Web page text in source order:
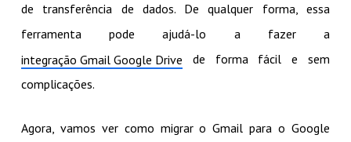
de transferência de dados. De qualquer forma, essa
ferramenta pode ajudá-lo a fazer a
integração Gmail Google Drive de forma fácil e sem
complicações.
Agora, vamos ver como migrar o Gmail para o Google